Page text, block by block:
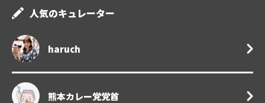
人気のキュレーター
haruch
熊本カレー党党首